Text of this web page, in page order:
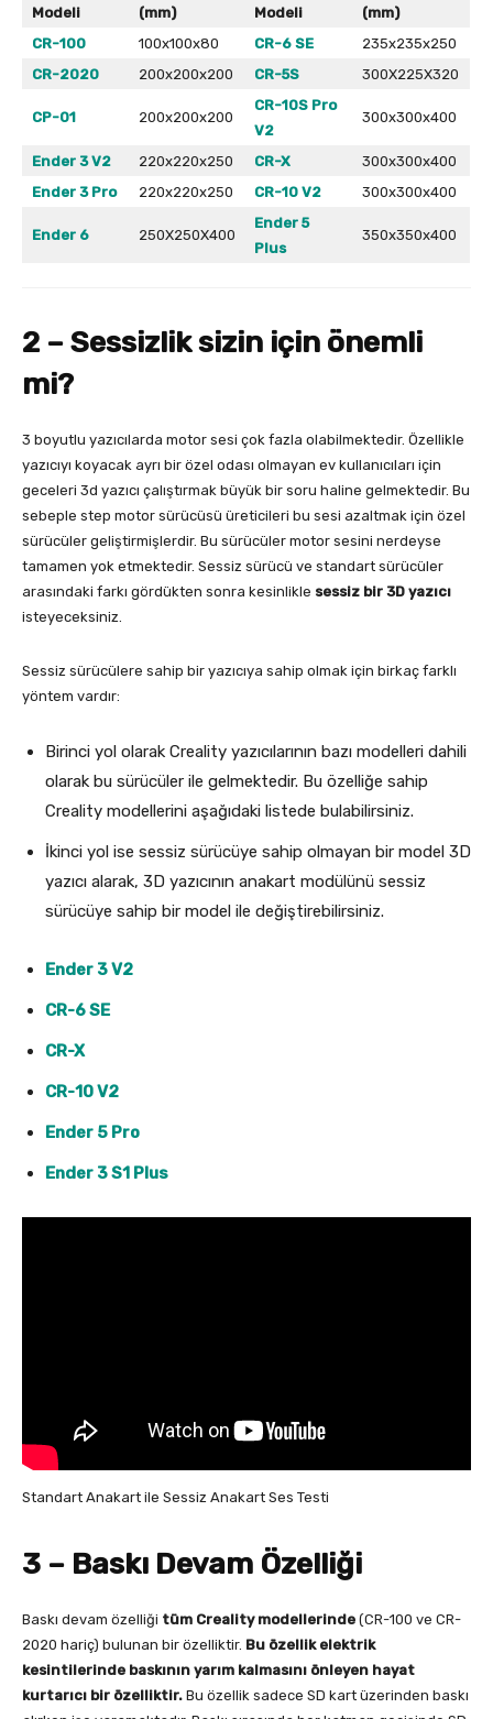
Modeli
(mm)
Modeli
(mm)
CR-100
100x100x80 CR-6 SE
235x235x250
CR-2020
200x200x200 CR-5S 300X225X320
CP-01 200x200x200
CR-10S Pro
V2
300x300x400
Ender 3 V2 220x220x250 CR-X
300x300x400
Ender 3 Pro
220x220x250 CR-10 V2 300x300x400
Ender 6 250X250X400
Ender 5
Plus
350x350x400
2 – Sessizlik sizin için önemli
mi?
3 boyutlu yazıcılarda motor sesi çok fazla olabilmektedir. Özellikle
yazıcıyı koyacak ayrı bir özel odası olmayan ev kullanıcıları için
geceleri 3d yazıcı çalıştırmak büyük bir soru haline gelmektedir. Bu
sebeple step motor sürücüsü üreticileri bu sesi azaltmak için özel
sürücüler geliştirmişlerdir. Bu sürücüler motor sesini nerdeyse
tamamen yok etmektedir. Sessiz sürücü ve standart sürücüler
arasındaki farkı gördükten sonra kesinlikle sessiz bir 3D yazıcı
isteyeceksiniz.
Sessiz sürücülere sahip bir yazıcıya sahip olmak için birkaç farklı
yöntem vardır:
Birinci yol olarak Creality yazıcılarının bazı modelleri dahili
olarak bu sürücüler ile gelmektedir. Bu özelliğe sahip
Creality modellerini aşağıdaki listede bulabilirsiniz.
İkinci yol ise sessiz sürücüye sahip olmayan bir model 3D
yazıcı alarak, 3D yazıcının anakart modülünü sessiz
sürücüye sahip bir model ile değiştirebilirsiniz.
Ender 3 V2
CR-6 SE
CR-X
CR-10 V2
Ender 5 Pro
Ender 3 S1 Plus
Standart Anakart ile Sessiz Anakart Ses Testi
3 – Baskı Devam Özelliği
Baskı devam özelliği tüm Creality modellerinde (CR-100 ve CR-
2020 hariç) bulunan bir özelliktir. Bu özellik elektrik
kesintilerinde baskının yarım kalmasını önleyen hayat
kurtarıcı bir özelliktir. Bu özellik sadece SD kart üzerinden baskı